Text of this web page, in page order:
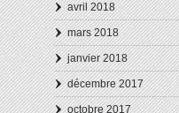
avril 2018
mars 2018
janvier 2018
décembre 2017
octobre 2017